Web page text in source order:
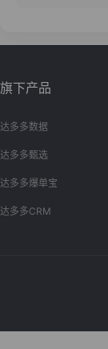
旗下产品
达多多数据
达多多甄选
达多多爆单宝
达多多CRM